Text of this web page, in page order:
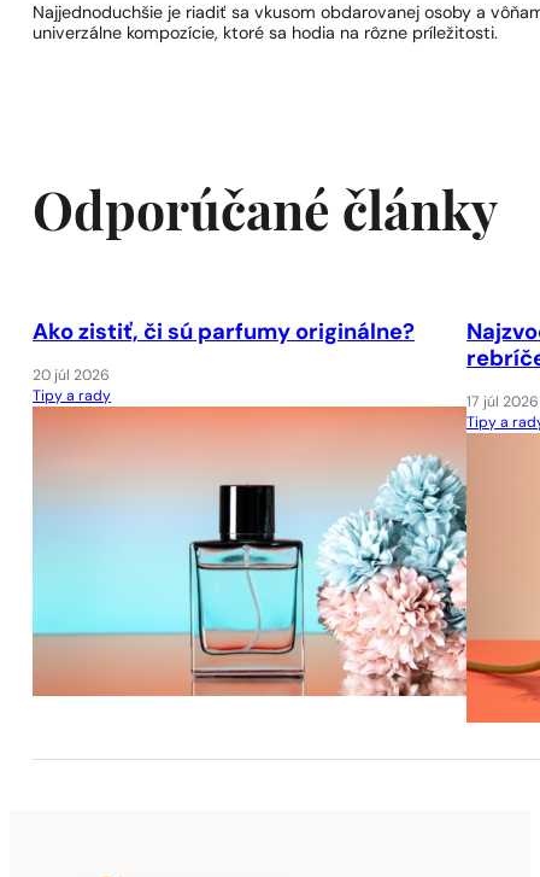
Najjednoduchšie je riadiť sa vkusom obdarovanej osoby a
univerzálne kompozície, ktoré sa hodia na rôzne príležitosti.
Odporúčané články
Ako zistiť, či sú parfumy originálne?
20 júl 2026
Tipy a rady
17 júl 2026
Tipy a